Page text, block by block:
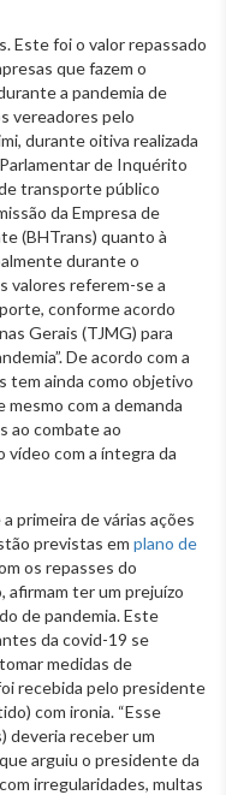
Este foi o valor repassado
que fazem o
a pandemia de
vereadores pelo
durante oitiva realizada
de Inquérito
transporte público
da Empresa de
(BHTrans) quanto à
durante o
valores referem-se a
conforme acordo
Gerais (TJMG) para
De acordo com a
tem ainda como objetivo
com a demanda
ao combate ao
vídeo com a íntegra da
primeira de várias ações
previstas em plano de
os repasses do
afirmam ter um prejuízo
de pandemia. Este
da covid-19 se
medidas de
recebida pelo presidente
com ironia. “Esse
deveria receber um
arguiu o presidente da
irregularidades, multas